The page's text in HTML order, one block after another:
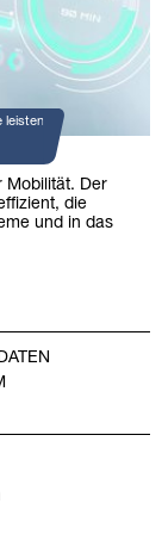
leisten
Mobilität. Der
die
und in das